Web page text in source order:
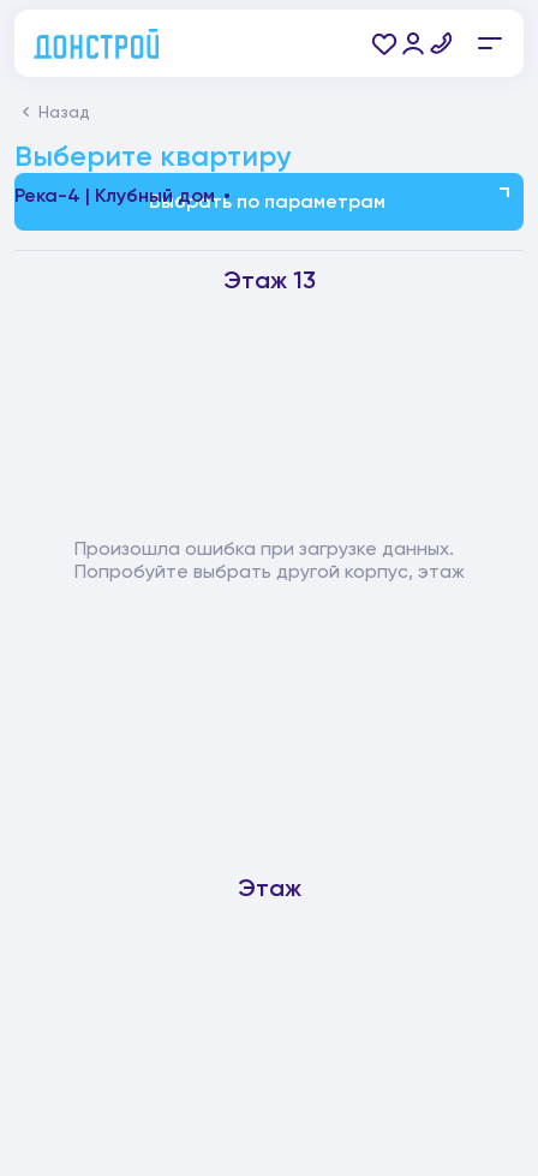
Назад
Выберите квартиру
Выбрать по параметрам
Река-4 | Клубный дом
Этаж 13
Произошла ошибка при загрузке данных.
Попробуйте выбрать другой корпус, этаж
Этаж